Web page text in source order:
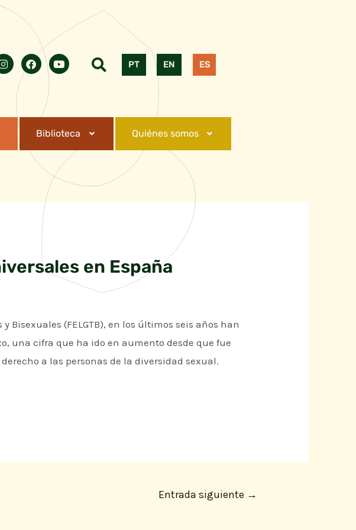
PT EN ES
Biblioteca Quiénes somos
en España
Bisexuales (FELGTB), en los últimos seis años han
una cifra que ha ido en aumento desde que fue
a las personas de la diversidad sexual.
Entrada siguiente →